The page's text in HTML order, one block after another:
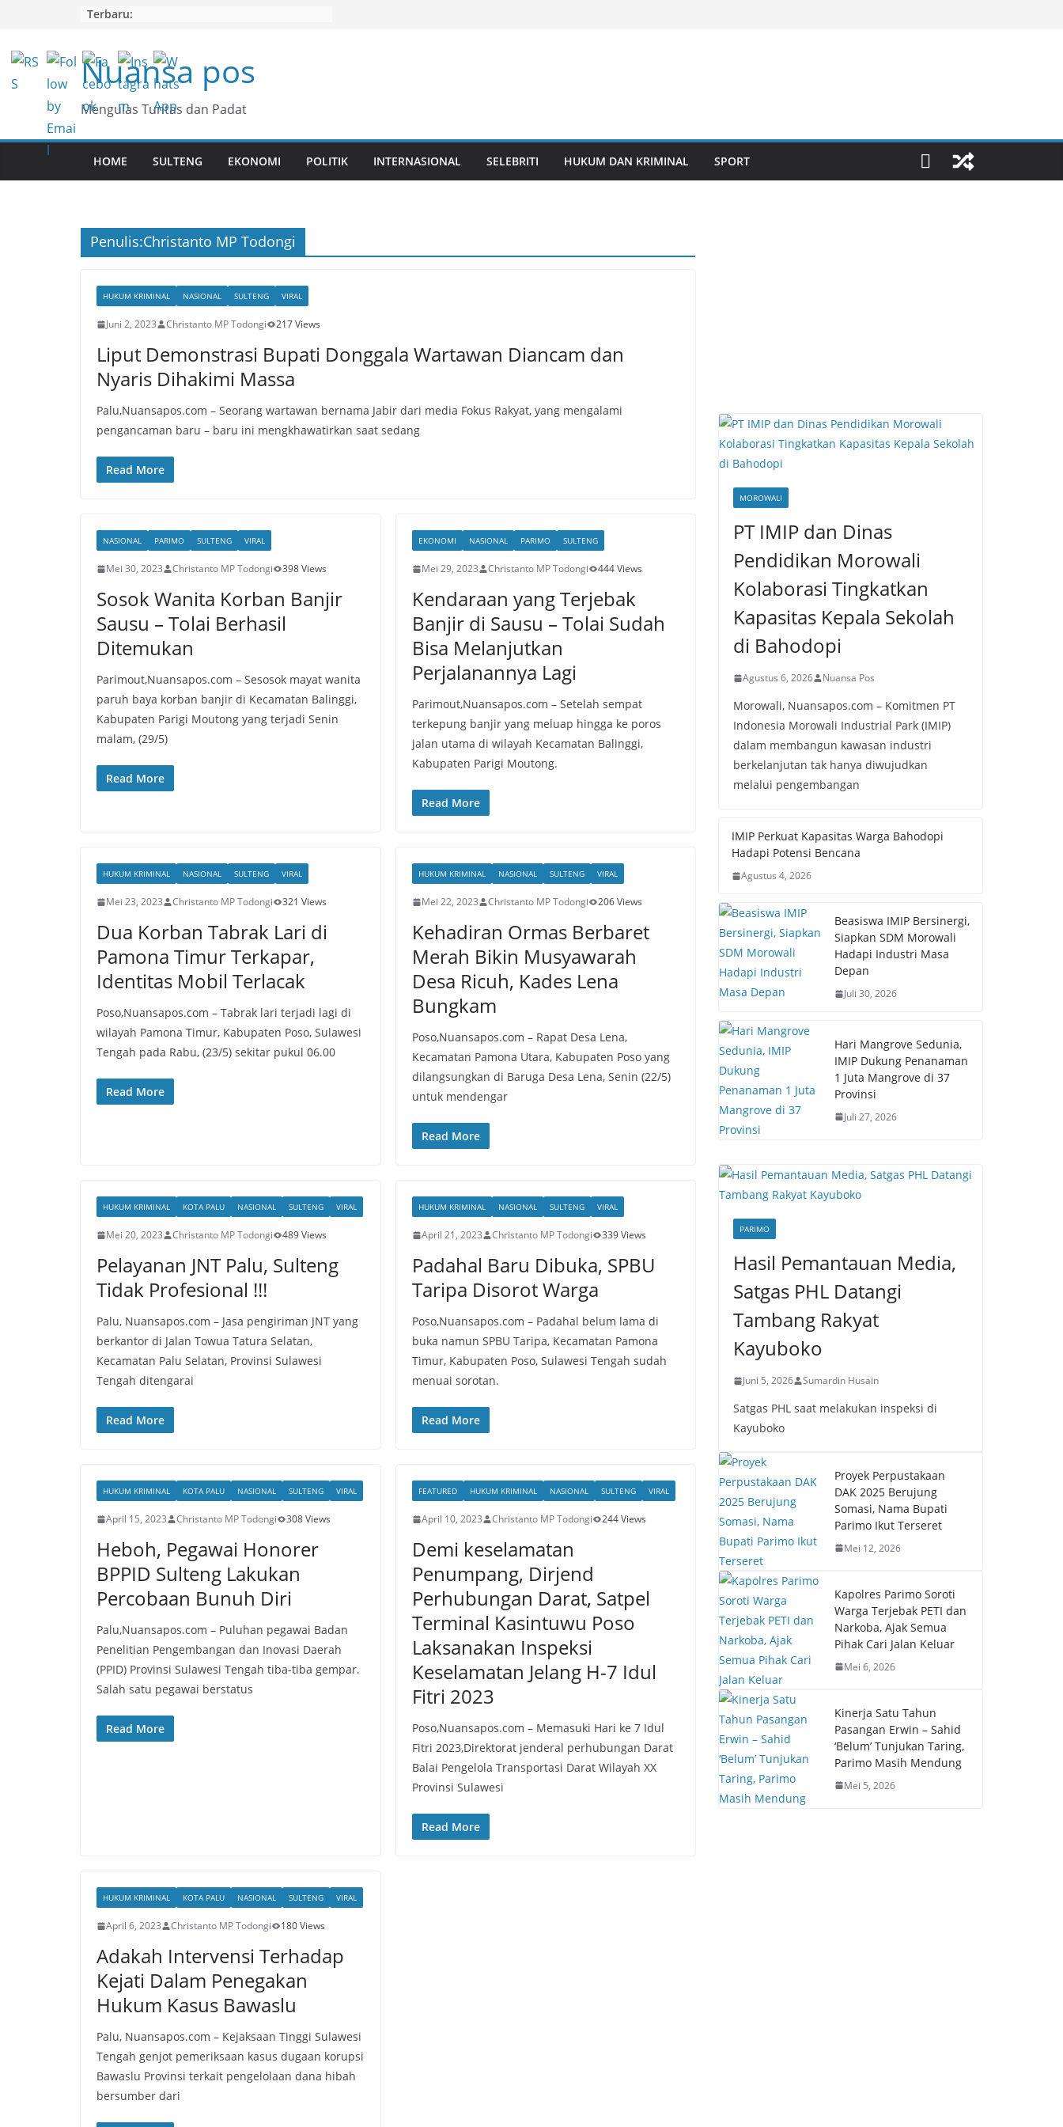
content
Terbaru:
Nuansa pos
Mengulas Tuntas dan Padat
HOME SULTENG EKONOMI POLITIK INTERNASIONAL SELEBRITI HUKUM DAN KRIMINAL SPORT
Penulis:Christanto MP Todongi
HUKUM KRIMINAL NASIONAL SULTENG VIRAL
Juni 2, 2023 Christanto MP Todongi 217 Views
Liput Demonstrasi Bupati Donggala Wartawan Diancam dan
Nyaris Dihakimi Massa
Palu,Nuansapos.com – Seorang wartawan bernama Jabir dari media Fokus Rakyat, yang mengalami
pengancaman baru – baru ini mengkhawatirkan saat sedang
Read More
NASIONAL PARIMO SULTENG VIRAL
Mei 30, 2023 Christanto MP Todongi 398 Views
Sosok Wanita Korban Banjir
Sausu – Tolai Berhasil
Ditemukan
Parimout,Nuansapos.com – Sesosok mayat wanita
paruh baya korban banjir di Kecamatan Balinggi,
Kabupaten Parigi Moutong yang terjadi Senin
malam, (29/5)
Read More
EKONOMI NASIONAL PARIMO SULTENG
Mei 29, 2023 Christanto MP Todongi 444 Views
Kendaraan yang Terjebak
Banjir di Sausu – Tolai Sudah
Bisa Melanjutkan
Perjalanannya Lagi
Parimout,Nuansapos.com – Setelah sempat
terkepung banjir yang meluap hingga ke poros
jalan utama di wilayah Kecamatan Balinggi,
Kabupaten Parigi Moutong.
Read More
HUKUM KRIMINAL NASIONAL SULTENG VIRAL
Mei 23, 2023 Christanto MP Todongi 321 Views
Dua Korban Tabrak Lari di
Pamona Timur Terkapar,
Identitas Mobil Terlacak
Poso,Nuansapos.com – Tabrak lari terjadi lagi di
wilayah Pamona Timur, Kabupaten Poso, Sulawesi
Tengah pada Rabu, (23/5) sekitar pukul 06.00
Read More
HUKUM KRIMINAL NASIONAL SULTENG VIRAL
Mei 22, 2023 Christanto MP Todongi 206 Views
Kehadiran Ormas Berbaret
Merah Bikin Musyawarah
Desa Ricuh, Kades Lena
Bungkam
Poso,Nuansapos.com – Rapat Desa Lena,
Kecamatan Pamona Utara, Kabupaten Poso yang
dilangsungkan di Baruga Desa Lena, Senin (22/5)
untuk mendengar
Read More
HUKUM KRIMINAL KOTA PALU NASIONAL SULTENG VIRAL
Mei 20, 2023 Christanto MP Todongi 489 Views
Pelayanan JNT Palu, Sulteng
Tidak Profesional !!!
Palu, Nuansapos.com – Jasa pengiriman JNT yang
berkantor di Jalan Towua Tatura Selatan,
Kecamatan Palu Selatan, Provinsi Sulawesi
Tengah ditengarai
Read More
HUKUM KRIMINAL NASIONAL SULTENG VIRAL
April 21, 2023 Christanto MP Todongi 339 Views
Padahal Baru Dibuka, SPBU
Taripa Disorot Warga
Poso,Nuansapos.com – Padahal belum lama di
buka namun SPBU Taripa, Kecamatan Pamona
Timur, Kabupaten Poso, Sulawesi Tengah sudah
menuai sorotan.
Read More
HUKUM KRIMINAL KOTA PALU NASIONAL SULTENG VIRAL
April 15, 2023 Christanto MP Todongi 308 Views
Heboh, Pegawai Honorer
BPPID Sulteng Lakukan
Percobaan Bunuh Diri
Palu,Nuansapos.com – Puluhan pegawai Badan
Penelitian Pengembangan dan Inovasi Daerah
(PPID) Provinsi Sulawesi Tengah tiba-tiba gempar.
Salah satu pegawai berstatus
Read More
FEATURED HUKUM KRIMINAL NASIONAL SULTENG VIRAL
April 10, 2023 Christanto MP Todongi 244 Views
Demi keselamatan
Penumpang, Dirjend
Perhubungan Darat, Satpel
Terminal Kasintuwu Poso
Laksanakan Inspeksi
Keselamatan Jelang H-7 Idul
Fitri 2023
Poso,Nuansapos.com – Memasuki Hari ke 7 Idul
Fitri 2023,Direktorat jenderal perhubungan Darat
Balai Pengelola Transportasi Darat Wilayah XX
Provinsi Sulawesi
Read More
HUKUM KRIMINAL KOTA PALU NASIONAL SULTENG VIRAL
April 6, 2023 Christanto MP Todongi 180 Views
Adakah Intervensi Terhadap
Kejati Dalam Penegakan
Hukum Kasus Bawaslu
Palu, Nuansapos.com – Kejaksaan Tinggi Sulawesi
Tengah genjot pemeriksaan kasus dugaan korupsi
Bawaslu Provinsi terkait pengelolaan dana hibah
bersumber dari
MOROWALI
PT IMIP dan Dinas
Pendidikan Morowali
Kolaborasi Tingkatkan
Kapasitas Kepala Sekolah
di Bahodopi
Agustus 6, 2026 Nuansa Pos
Morowali, Nuansapos.com – Komitmen PT
Indonesia Morowali Industrial Park (IMIP)
dalam membangun kawasan industri
berkelanjutan tak hanya diwujudkan
melalui pengembangan
IMIP Perkuat Kapasitas Warga Bahodopi
Hadapi Potensi Bencana
Agustus 4, 2026
Beasiswa IMIP Bersinergi,
Siapkan SDM Morowali
Hadapi Industri Masa
Depan
Juli 30, 2026
Hari Mangrove Sedunia,
IMIP Dukung Penanaman
1 Juta Mangrove di 37
Provinsi
Juli 27, 2026
PARIMO
Hasil Pemantauan Media,
Satgas PHL Datangi
Tambang Rakyat
Kayuboko
Juni 5, 2026 Sumardin Husain
Satgas PHL saat melakukan inspeksi di
Kayuboko
Proyek Perpustakaan
DAK 2025 Berujung
Somasi, Nama Bupati
Parimo Ikut Terseret
Mei 12, 2026
Kapolres Parimo Soroti
Warga Terjebak PETI dan
Narkoba, Ajak Semua
Pihak Cari Jalan Keluar
Mei 6, 2026
Kinerja Satu Tahun
Pasangan Erwin – Sahid
‘Belum’ Tunjukan Taring,
Parimo Masih Mendung
Mei 5, 2026